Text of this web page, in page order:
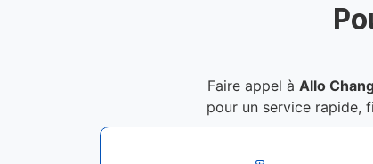
Faire appel à Allo
pour un service rapide,